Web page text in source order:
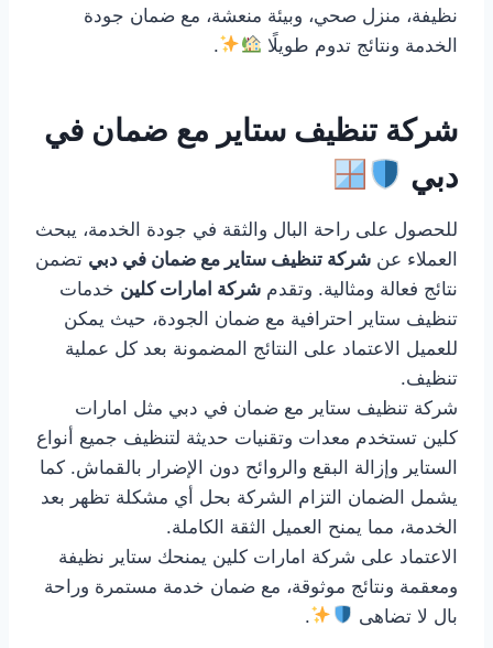
نظيفة، منزل صحي، وبيئة منعشة، مع ضمان جودة
الخدمة ونتائج تدوم طويلًا
.
شركة تنظيف ستاير مع ضمان في
دبي
للحصول على راحة البال والثقة في جودة الخدمة، يبحث
العملاء عن شركة تنظيف ستاير مع ضمان في دبي تضمن
نتائج فعالة ومثالية. وتقدم شركة امارات كلين خدمات
تنظيف ستاير احترافية مع ضمان الجودة، حيث يمكن
للعميل الاعتماد على النتائج المضمونة بعد كل عملية
تنظيف.
شركة تنظيف ستاير مع ضمان في دبي مثل امارات
كلين تستخدم معدات وتقنيات حديثة لتنظيف جميع أنواع
الستاير وإزالة البقع والروائح دون الإضرار بالقماش. كما
يشمل الضمان التزام الشركة بحل أي مشكلة تظهر بعد
الخدمة، مما يمنح العميل الثقة الكاملة.
الاعتماد على شركة امارات كلين يمنحك ستاير نظيفة
ومعقمة ونتائج موثوقة، مع ضمان خدمة مستمرة وراحة
بال لا تضاهى
.